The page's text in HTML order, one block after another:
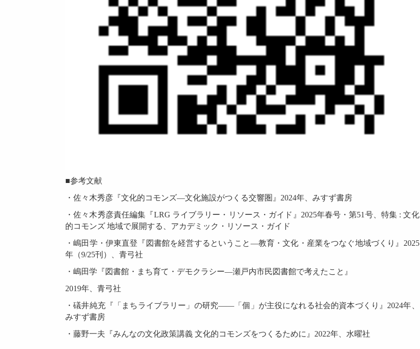
■参考文献
・佐々木秀彦『文化的コモンズ―文化施設がつくる交響圏』2024年、みすず書房
・佐々木秀彦責任編集『LRG ライブラリー・リソース・ガイド』2025年春号・第51号、特集 : 文化
的コモンズ 地域で展開する、アカデミック・リソース・ガイド
・嶋田学・伊東直登『図書館を経営するということ―教育・文化・産業をつなぐ地域づくり』2025
年（9/25刊）、青弓社
・嶋田学『図書館・まち育て・デモクラシー―瀬戸内市民図書館で考えたこと』
2019年、青弓社
・礒井純充『「まちライブラリー」の研究――「個」が主役になれる社会的資本づくり』2024年、
みすず書房
・藤野一夫『みんなの文化政策講義 文化的コモンズをつくるために』2022年、水曜社